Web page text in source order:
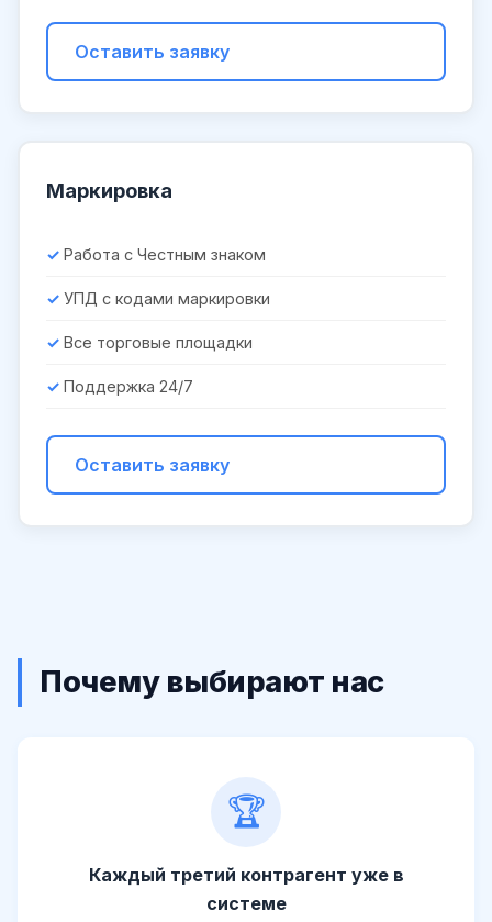
Оставить заявку
Маркировка
Работа с Честным знаком
УПД с кодами маркировки
Все торговые площадки
Поддержка 24/7
Оставить заявку
Почему выбирают нас
🏆
Каждый третий контрагент уже в
системе